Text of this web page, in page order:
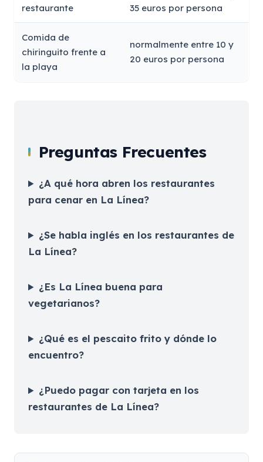
restaurante
35 euros por persona
Comida de
chiringuito frente a
la playa
normalmente entre 10 y
20 euros por persona
Preguntas Frecuentes
¿A qué hora abren los restaurantes
para cenar en La Línea?
¿Se habla inglés en los restaurantes de
La Línea?
¿Es La Línea buena para
vegetarianos?
¿Qué es el pescaito frito y dónde lo
encuentro?
¿Puedo pagar con tarjeta en los
restaurantes de La Línea?